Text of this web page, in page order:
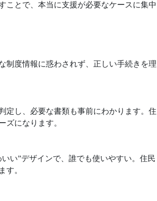
ことで、本当に支援が必要なケースに集中
制度情報に惑わされず、正しい手続きを理
定し、必要な書類も事前にわかります。住
ズになります。
い”デザインで、誰でも使いやすい。住民
す。